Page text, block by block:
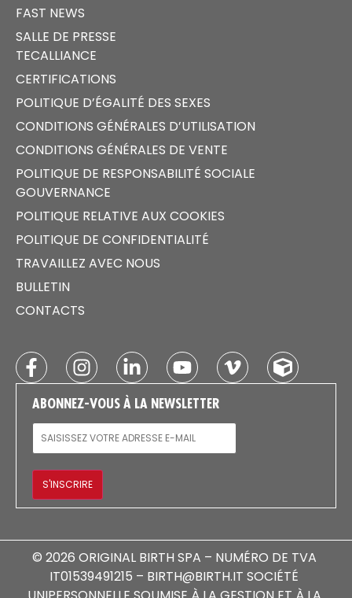
FAST NEWS
SALLE DE PRESSE
TECALLIANCE
CERTIFICATIONS
POLITIQUE D’ÉGALITÉ DES SEXES
CONDITIONS GÉNÉRALES D’UTILISATION
CONDITIONS GÉNÉRALES DE VENTE
POLITIQUE DE RESPONSABILITÉ SOCIALE
GOUVERNANCE
POLITIQUE RELATIVE AUX COOKIES
POLITIQUE DE CONFIDENTIALITÉ
TRAVAILLEZ AVEC NOUS
BULLETIN
CONTACTS
ABONNEZ-VOUS À LA NEWSLETTER
E-MAIL
S'INSCRIRE
© 2026 ORIGINAL BIRTH SPA – NUMÉRO DE TVA
IT01539491215 – BIRTH@BIRTH.IT SOCIÉTÉ